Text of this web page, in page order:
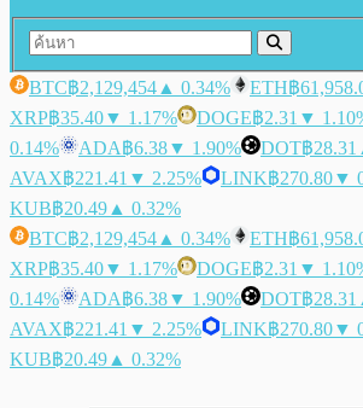
BTC฿2,129,454 ▲ 0.34% ETH฿
XRP฿35.40▼ 1.17% DOGE฿2.31 ▼
0.14%
ADA฿6.38▼ 1.90% DOT฿28.31
AVAX฿221.41 ▼ 2.25% LINK฿270.80▼
KUB฿20.49 ▲ 0.32%
BTC฿2,129,454 ▲ 0.34% ETH฿
XRP฿35.40▼ 1.17% DOGE฿2.31 ▼
0.14%
ADA฿6.38▼ 1.90% DOT฿28.31
AVAX฿221.41 ▼ 2.25% LINK฿270.80▼
KUB฿20.49 ▲ 0.32%